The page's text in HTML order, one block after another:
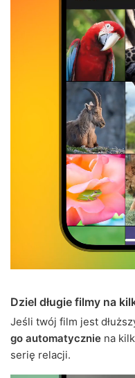
Dziel długie filmy na
Jeśli twój film jest
go automatycznie na
serię relacji.